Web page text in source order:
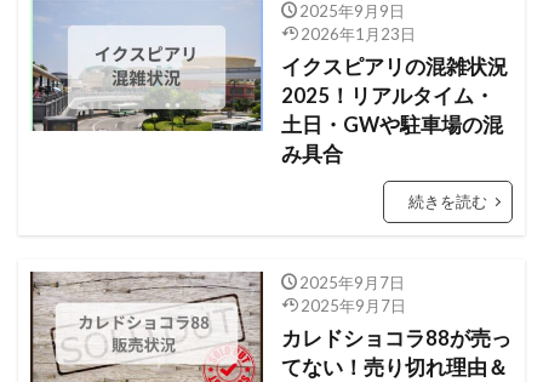
2025年9月9日
2026年1月23日
イクスピアリの混雑状況
2025！リアルタイム・
土日・GWや駐車場の混
み具合
続きを読む
2025年9月7日
2025年9月7日
カレドショコラ88が売っ
てない！売り切れ理由＆